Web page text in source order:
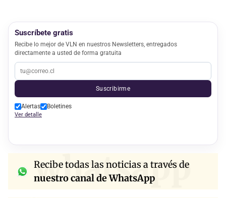
Suscríbete gratis
Recibe lo mejor de VLN en nuestros Newsletters, entregados
directamente a usted de forma gratuita
Suscribirme
Alertas Boletines
Ver detalle
whatsapp
Recibe todas las noticias a través de
nuestro canal de WhatsApp